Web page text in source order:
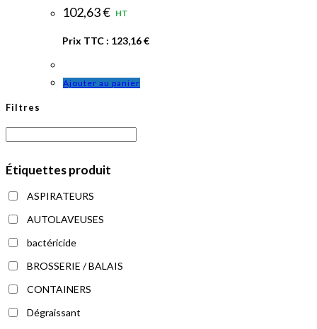
102,63€ HT
Prix TTC : 123,16€
Ajouter au panier
Filtres
Étiquettes produit
ASPIRATEURS
AUTOLAVEUSES
bactéricide
BROSSERIE / BALAIS
CONTAINERS
Dégraissant